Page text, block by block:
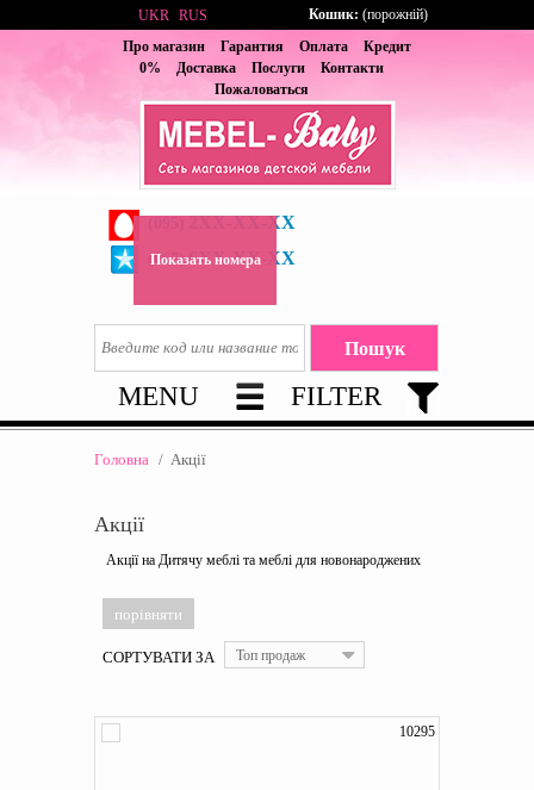
Про магазин Гарантия Оплата
Кредит
0%
Доставка Послуги
Контакти
Пожаловаться
2XX-XX-XX
(067) 6XX-XX-XX
Показать номера
UKR RUS Кошик: (порожній)
MENU FILTER
Головна / Акції
Акції
Акції на Дитячу меблі та меблі для новонароджених
СОРТУВАТИ ЗА Топ продаж
10295